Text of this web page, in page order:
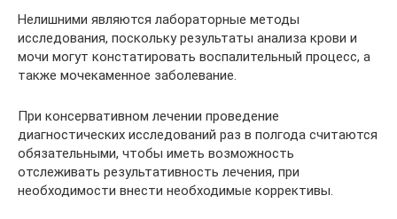
Нелишними являются лабораторные методы
исследования, поскольку результаты анализа крови и
мочи могут констатировать воспалительный процесс, а
также мочекаменное заболевание.
При консервативном лечении проведение
диагностических исследований раз в полгода считаются
обязательными, чтобы иметь возможность
отслеживать результативность лечения, при
необходимости внести необходимые коррективы.